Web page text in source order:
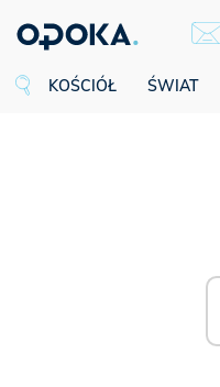
KOŚCIÓŁ ŚWIAT